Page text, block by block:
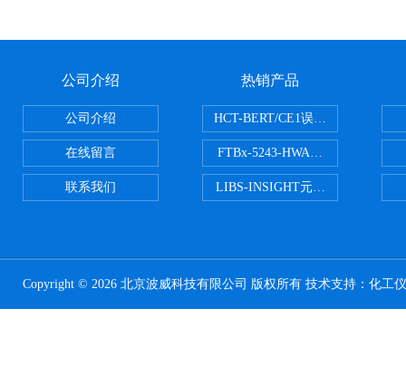
公司介绍
公司介绍
在线留言
联系我们
热销产品
HCT-BERT/CE1误码测试仪
FTBx-5243-HWA光谱分析仪
LIBS-INSIGHT元素光谱分析仪
Copyright © 2026 北京波威科技有限公司 版权所有 技术支持： 化工